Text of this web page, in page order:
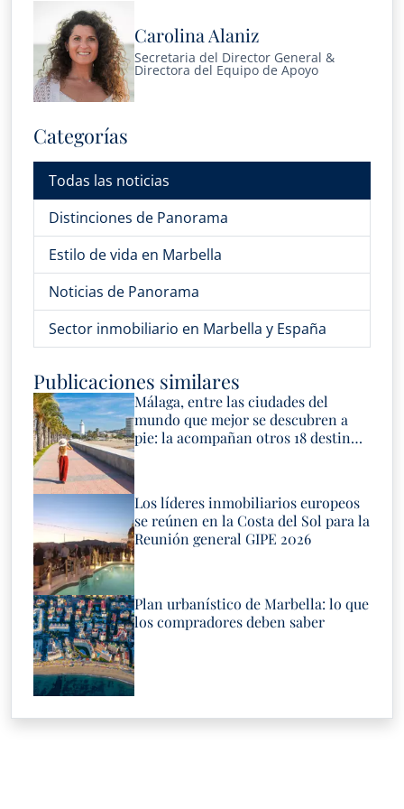
Carolina Alaniz
Secretaria del Director General &
Directora del Equipo de Apoyo
Categorías
Todas las noticias
Distinciones de Panorama
Estilo de vida en Marbella
Noticias de Panorama
Sector inmobiliario en Marbella y España
Publicaciones similares
Málaga, entre las ciudades del
mundo que mejor se descubren a
pie: la acompañan otros 18 destinos
Los líderes inmobiliarios europeos
se reúnen en la Costa del Sol para la
Reunión general GIPE 2026
Plan urbanístico de Marbella: lo que
los compradores deben saber